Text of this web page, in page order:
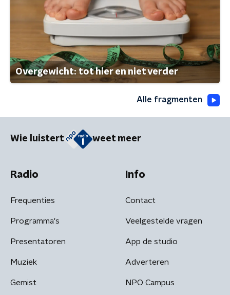
Overgewicht: tot hier en niet verder
Alle fragmenten
Wie luistert weet meer
Radio
Frequenties
Programma's
Presentatoren
Muziek
Gemist
Info
Contact
Veelgestelde vragen
App de studio
Adverteren
NPO Campus